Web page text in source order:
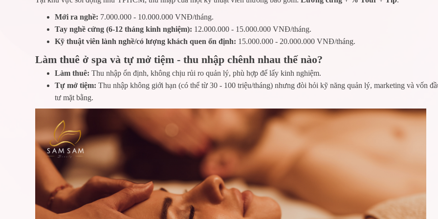
Mới ra nghề: 7.000.000 - 10.000.000 VNĐ/tháng.
Tay nghề cứng (6-12 tháng kinh nghiệm): 12.000.000 - 15.000.000 VNĐ/tháng.
Kỹ thuật viên lành nghề/có lượng khách quen ổn định: 15.000.000 - 20.000.000 VNĐ/tháng.
Làm thuê ở spa và tự mở tiệm - thu nhập chênh nhau thế nào?
Làm thuê: Thu nhập ổn định, không chịu rủi ro quản lý, phù hợp để lấy kinh nghiệm.
Tự mở tiệm: Thu nhập không giới hạn (có thể từ 30 - 100 triệu/tháng) nhưng đòi hỏi kỹ năng quản lý, marketing và vốn
tư mặt bằng.